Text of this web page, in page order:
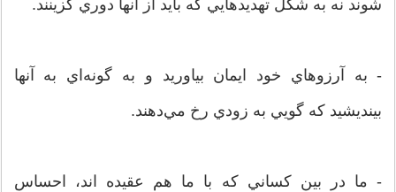
شوند نه به شکل تهديدهايي که بايد از آنها دوري گزينند.
- به آرزوهاي خود ايمان بياوريد و به گونه‌اي به آنها
بينديشيد که گويي به زودي رخ مي‌دهند.
- ما در بين کساني که با ما هم عقيده اند، احساس